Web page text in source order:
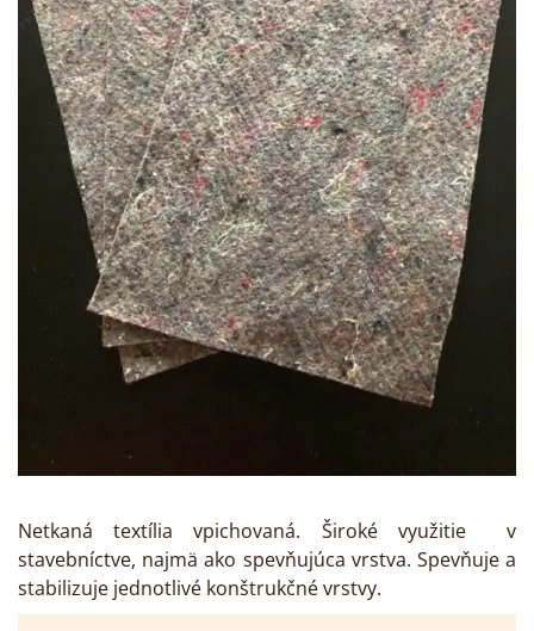
Netkaná textília vpichovaná. Široké využitie v
stavebníctve, najmä ako spevňujúca vrstva. Spevňuje a
stabilizuje jednotlivé konštrukčné vrstvy.